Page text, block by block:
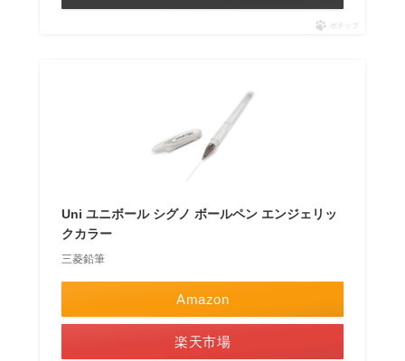
ポチップ
Uni ユニボール シグノ ボールペン エンジェリッ
クカラー
三菱鉛筆
Amazon
楽天市場